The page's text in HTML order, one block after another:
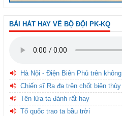
BÀI HÁT HAY VỀ BỘ ĐỘI PK-KQ
Hà Nội - Điện Biên Phủ trên không
Chiến sĩ Ra đa trên chốt biên thùy
Tên lửa ta đánh rất hay
Tổ quốc trao ta bầu trời